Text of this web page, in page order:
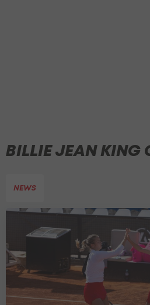
BILLIE JEAN KING
NEWS